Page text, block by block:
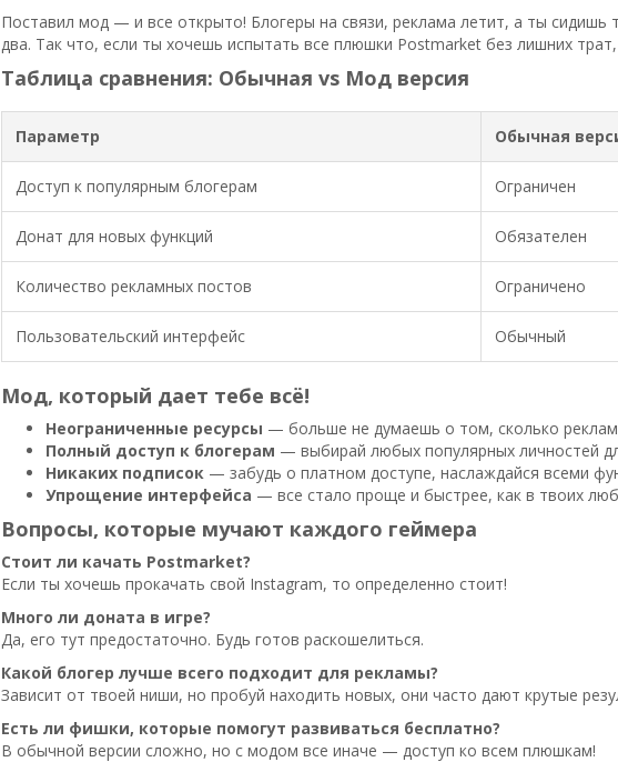
Поставил мод — и все открыто! Блогеры на связи, реклама летит, а ты сидишь
два. Так что, если ты хочешь испытать все плюшки Postmarket без лишних
Таблица сравнения: Обычная vs Мод версия
Параметр Обычная
Доступ к популярным блогерам Ограничен
Донат для новых функций Обязателен
Количество рекламных постов Ограничено
Пользовательский интерфейс Обычный
Мод, который дает тебе всё!
Неограниченные ресурсы — больше не думаешь о том, сколько
Полный доступ к блогерам — выбирай любых популярных личностей
Никаких подписок — забудь о платном доступе, наслаждайся всеми
Упрощение интерфейса — все стало проще и быстрее, как в твоих
Вопросы, которые мучают каждого геймера
Стоит ли качать Postmarket?
Если ты хочешь прокачать свой Instagram, то определенно стоит!
Много ли доната в игре?
Да, его тут предостаточно. Будь готов раскошелиться.
Какой блогер лучше всего подходит для рекламы?
Зависит от твоей ниши, но пробуй находить новых, они часто дают крутые
Есть ли фишки, которые помогут развиваться бесплатно?
В обычной версии сложно, но с модом все иначе — доступ ко всем плюшкам!